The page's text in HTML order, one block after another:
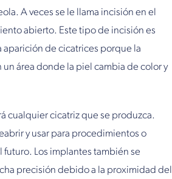
A veces se le llama incisión en el
abierto. Este tipo de incisión es
aparición de cicatrices porque la
un área donde la piel cambia de color y
cualquier cicatriz que se produzca.
y usar para procedimientos o
futuro. Los implantes también se
precisión debido a la proximidad del